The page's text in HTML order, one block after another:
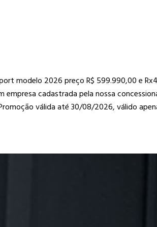
modelo 2026 preço R$ 599.990,00 e
cadastrada pela nossa
válida até 30/08/2026, válido